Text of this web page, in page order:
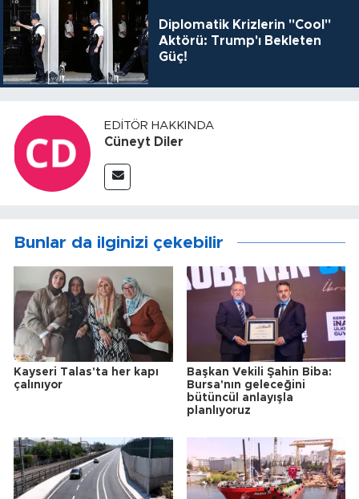
Diplomatik Krizlerin "Cool"
Aktörü: Trump'ı Bekleten
Güç!
EDITÖR HAKKINDA
Cüneyt Diler
Bunlar da ilginizi çekebilir
Kayseri Talas'ta her kapı
çalınıyor
Başkan Vekili Şahin Biba:
Bursa'nın geleceğini
bütüncül anlayışla
planlıyoruz